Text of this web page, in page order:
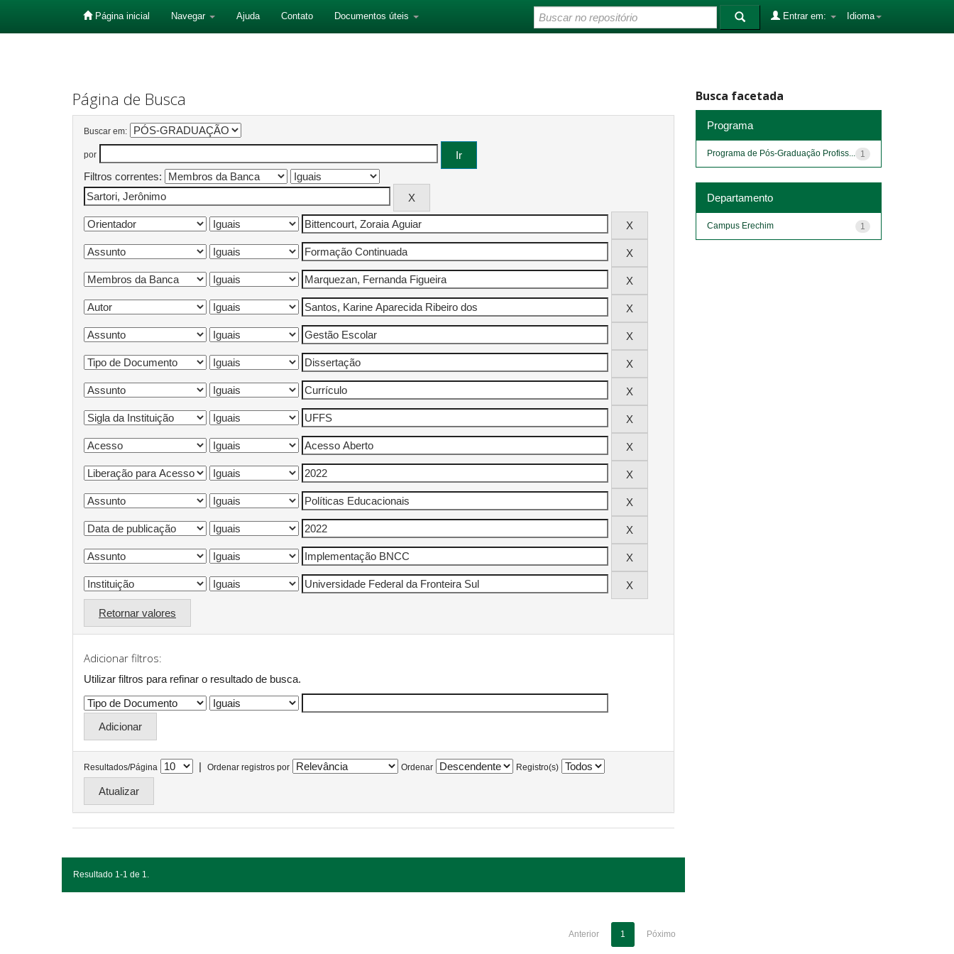
Página inicial Navegar Ajuda Contato Documentos úteis Idioma
Entrar em:
Página de Busca
Buscar em:
por
Filtros correntes:
Retornar valores
Adicionar filtros:
Utilizar filtros para refinar o resultado de busca.
Resultados/Página | Ordenar registros por Ordenar Registro(s)
Resultado 1-1 de 1.
Anterior 1 Póximo
Busca facetada
Programa
1
Programa de Pós-Graduação Profiss...
Departamento
1
Campus Erechim